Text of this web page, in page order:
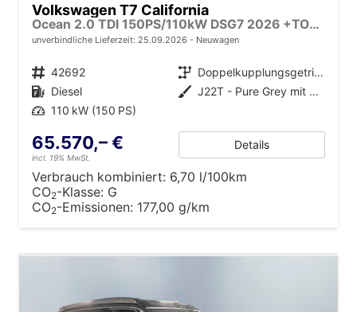
Volkswagen T7 California
Ocean 2.0 TDI 150PS/110kW DSG7 2026 +TOP & PARK PAKET+18" ALU+AHK+TRAVEL ASSIST+EL- HEBEDACH, BASALT GRAU+CAMPINGAUSBAU
unverbindliche Lieferzeit: 25.09.2026 Neuwagen
Fahrzeugnr. 42692 Getriebe
Doppelkupplungsgetriebe (DSG)
Kraftstoff Diesel Außenfarbe
J22T - Pure Grey mit Dach in Schwarz
Leistung 110 kW (150 PS)
65.570,– €
incl. 19% MwSt.
Details
Verbrauch kombiniert: 6,70 l/100km
CO2-Klasse: G
CO2-Emissionen: 177,00 g/km